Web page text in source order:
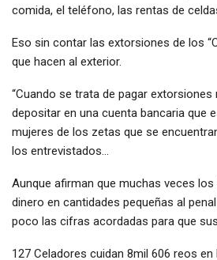
comida, el teléfono, las rentas de
Eso sin contar las extorsiones de los
que hacen al exterior.
“Cuando se trata de pagar
depositar en una cuenta bancaria que
mujeres de los zetas que se
los entrevistados…
Aunque afirman que muchas veces los
dinero en cantidades pequeñas al
poco las cifras acordadas para que
127 Celadores cuidan 8mil 606 reos